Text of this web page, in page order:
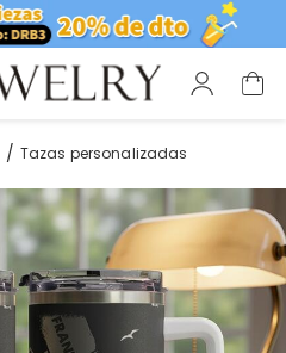
Tazas personalizadas